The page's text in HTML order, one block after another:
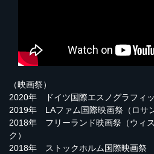
（映画祭）
2020年 ドイツ国際エスノグラフィ
2019年 LAファム国際映画祭（ロサ
2018年 フリーランド映画祭（ウィ
ク）
2018年 ストックホルム国際映画祭